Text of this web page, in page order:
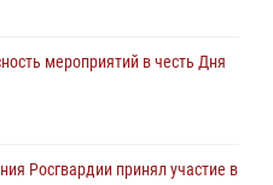
мероприятий в честь Дня
Росгвардии принял участие в